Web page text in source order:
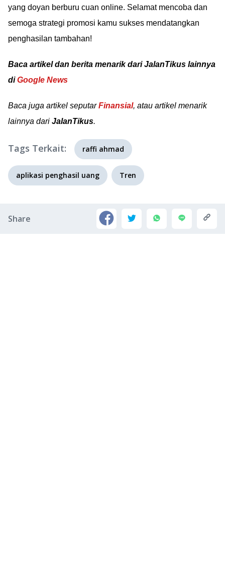
yang doyan berburu cuan online. Selamat mencoba dan
semoga strategi promosi kamu sukses mendatangkan
penghasilan tambahan!
Baca artikel dan berita menarik dari JalanTikus lainnya
diGoogle News
Baca juga artikel seputarFinansial, atau artikel menarik
lainnya dari JalanTikus.
Tags Terkait: raffi ahmad
aplikasi penghasil uang Tren
Share